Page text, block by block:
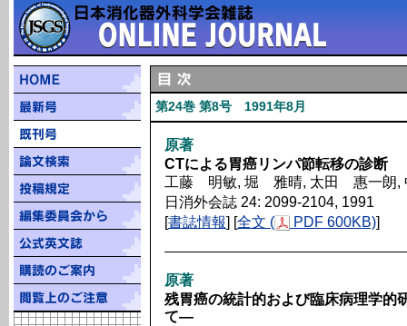
第24巻 第8号 1991年8月
原著
CTによる胃癌リンパ節転移の診断
工藤 明敏, 堀 雅晴, 太田 惠一朗
日消外会誌 24: 2099-2104, 1991
[書誌情報] [全文 ( PDF 600KB)]
原著
残胃癌の統計的および臨床病理学
て―